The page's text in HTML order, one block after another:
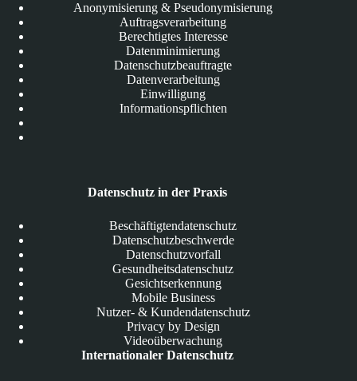
Anonymisierung & Pseudonymisierung
Auftragsverarbeitung
Berechtigtes Interesse
Datenminimierung
Datenschutzbeauftragte
Datenverarbeitung
Einwilligung
Informationspflichten
Datenschutz in der Praxis
Beschäftigtendatenschutz
Datenschutzbeschwerde
Datenschutzvorfall
Gesundheitsdatenschutz
Gesichtserkennung
Mobile Business
Nutzer- & Kundendatenschutz
Privacy by Design
Videoüberwachung
Internationaler Datenschutz